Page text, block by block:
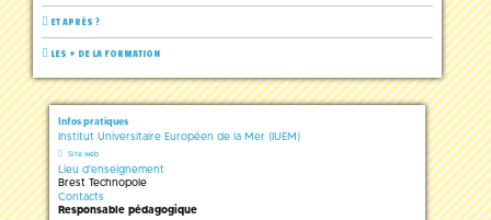
ET APRÈS ?
LES + DE LA FORMATION
Infos pratiques
Institut Universitaire Européen de la Mer (IUEM)
Site web
Lieu d'enseignement
Brest Technopole
Contacts
Responsable pédagogique